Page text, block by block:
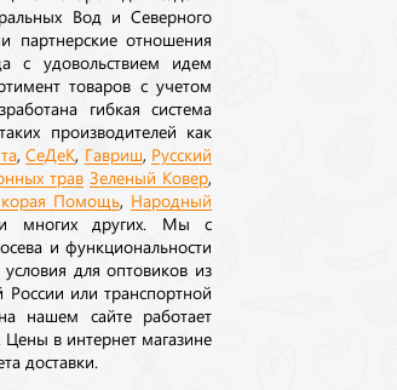
Вод и Северного
партнерские отношения
с удовольствием идем
товаров с учетом
гибкая система
производителей как
,СеДеК Гавриш Русский
трав Зеленый Ковер
Помощь Народный
многих других. Мы с
и функциональности
для оптовиков из
России или транспортной
нашем сайте работает
Цены в интернет магазине
доставки.